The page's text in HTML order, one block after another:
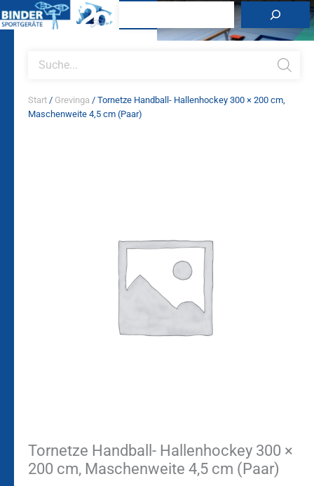
Inhalt
search
Start / Grevinga / Tornetze Handball- Hallenhockey 300 × 200 cm,
Maschenweite 4,5 cm (Paar)
Tornetze Handball- Hallenhockey 300 ×
200 cm, Maschenweite 4,5 cm (Paar)